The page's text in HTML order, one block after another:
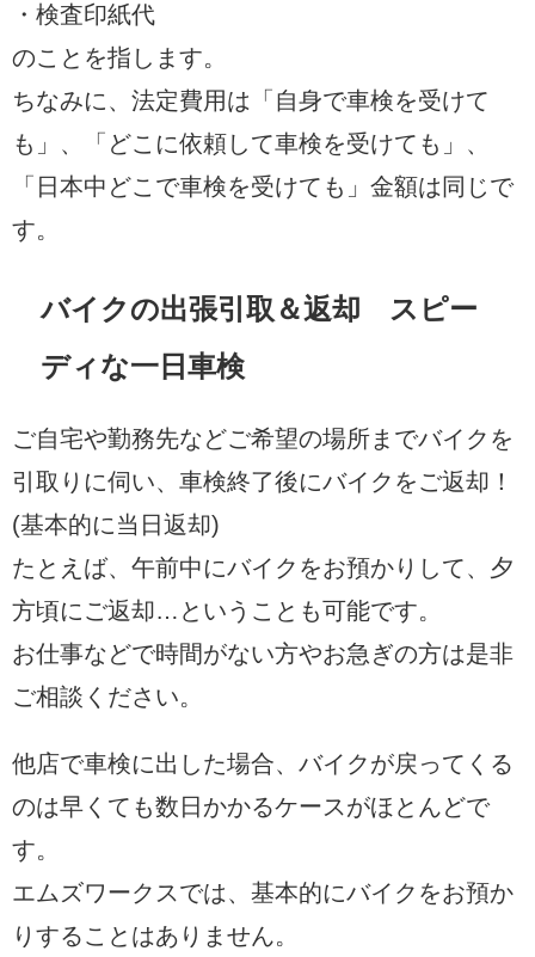
・検査印紙代
のことを指します。
ちなみに、法定費用は「自身で車検を受けて
も」、「どこに依頼して車検を受けても」、
「日本中どこで車検を受けても」金額は同じで
す。
バイクの出張引取＆返却 スピー
ディな一日車検
ご自宅や勤務先などご希望の場所までバイクを
引取りに伺い、車検終了後にバイクをご返却！
(基本的に当日返却)
たとえば、午前中にバイクをお預かりして、夕
方頃にご返却…ということも可能です。
お仕事などで時間がない方やお急ぎの方は是非
ご相談ください。
他店で車検に出した場合、バイクが戻ってくる
のは早くても数日かかるケースがほとんどで
す。
エムズワークスでは、基本的にバイクをお預か
りすることはありません。